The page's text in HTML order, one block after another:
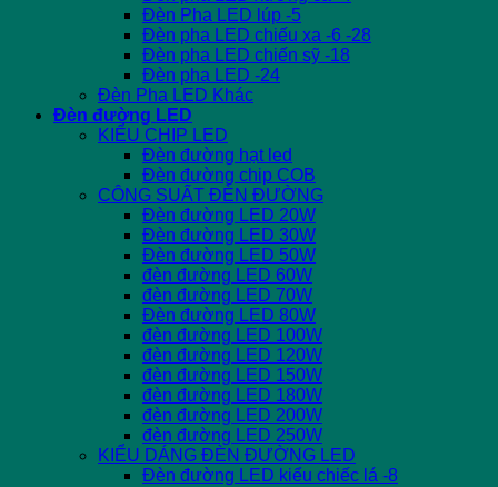
Đèn Pha LED lúp -5
Đèn pha LED chiếu xa -6 -28
Đèn pha LED chiến sỹ -18
Đèn pha LED -24
Đèn Pha LED Khác
Đèn đường LED
KIỂU CHIP LED
Đèn đường hạt led
Đèn đường chip COB
CÔNG SUẤT ĐÈN ĐƯỜNG
Đèn đường LED 20W
Đèn đường LED 30W
Đèn đường LED 50W
đèn đường LED 60W
đèn đường LED 70W
Đèn đường LED 80W
đèn đường LED 100W
đèn đường LED 120W
đèn đường LED 150W
đèn đường LED 180W
đèn đường LED 200W
đèn đường LED 250W
KIỂU DÁNG ĐÈN ĐƯỜNG LED
Đèn đường LED kiểu chiếc lá -8